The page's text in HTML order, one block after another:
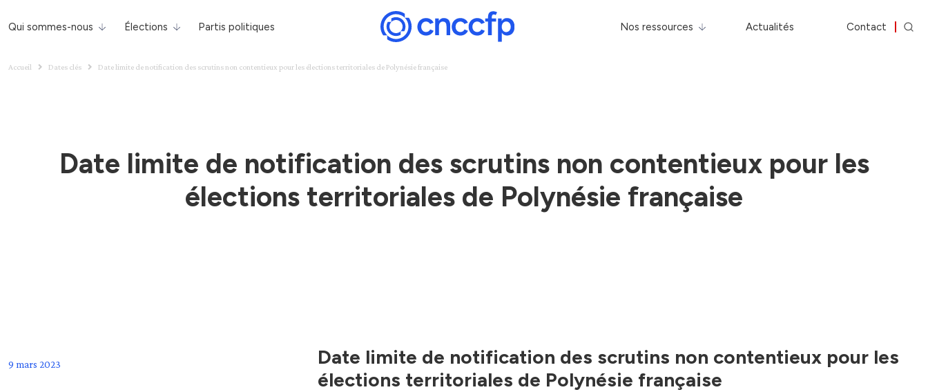
Qui sommes-nous Élections Partis politiques Nos ressources Actualités Contact
Accueil Dates clés Date limite de notification des scrutins non contentieux pour les élections territoriales de Polynésie française
Date limite de notification des scrutins non contentieux pour les
élections territoriales de Polynésie française
9 mars 2023
Date limite de notification des scrutins non contentieux pour les
élections territoriales de Polynésie française